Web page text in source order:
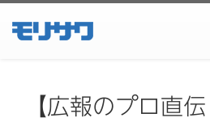
【広報のプロ直